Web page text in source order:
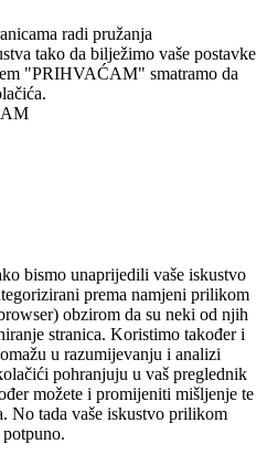
radi pružanja
tako da bilježimo vaše postavke
"PRIHVAĆAM" smatramo da
bismo unaprijedili vaše iskustvo
prema namjeni prilikom
obzirom da su neki od njih
stranica. Koristimo također i
u razumijevanju i analizi
pohranjuju u vaš preglednik
možete i promijeniti mišljenje te
No tada vaše iskustvo prilikom